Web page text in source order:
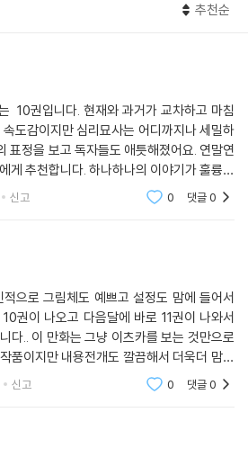
추천순
10권입니다. 현재와 과거가 교차하고 마침
도감이지만 심리묘사는 어디까지나 세밀하
표정을 보고 독자들도 애틋해졌어요. 연말연
게 추천합니다. 하나하나의 이야기가 훌륭하
습니다.
신고 0 댓글0
것만으로
끔해서 더욱더 맘에
신고 0 댓글0